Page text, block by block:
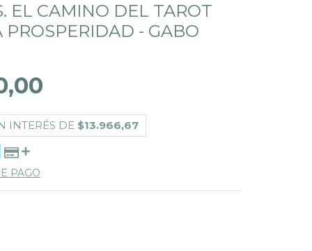
EL CAMINO DEL TAROT
PROSPERIDAD - GABO
INTERÉS DE $13.966,67
PAGO